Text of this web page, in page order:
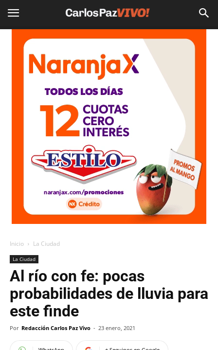
Inicio La Ciudad
La Ciudad
Al río con fe: pocas
probabilidades de lluvia para
este finde
Por Redacción Carlos Paz Vivo - 23 enero, 2021